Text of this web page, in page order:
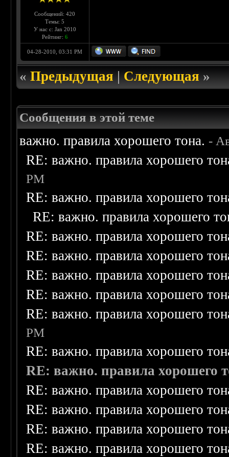
Сообщений: 420
Темы: 5
У нас с: Jan 2010
Рейтинг: 6
04-28-2010, 03:31 PM
«Предыдущая|Следующая»
Сообщения в этой теме
важно. правила хорошего тона. -
RE: важно. правила хорошего
PM
RE: важно. правила хорошего
RE: важно. правила хорошего
RE: важно. правила хорошего
RE: важно. правила хорошего
RE: важно. правила хорошего
RE: важно. правила хорошего
RE: важно. правила хорошего
PM
RE: важно. правила хорошего
RE: важно. правила хорошего
RE: важно. правила хорошего
RE: важно. правила хорошего
RE: важно. правила хорошего
RE: важно. правила хорошего